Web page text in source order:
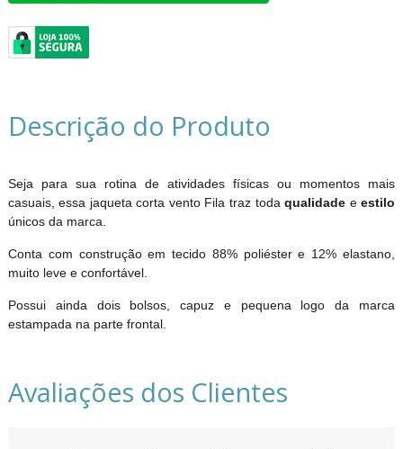
Descrição do Produto
Seja para sua rotina de atividades físicas ou momentos mais
casuais, essa jaqueta corta vento Fila traz todaqualidade eestilo
únicos da marca.
Conta com construção em tecido 88% poliéster e 12% elastano,
muito leve e confortável.
Possui ainda dois bolsos, capuz e pequena logo da marca
estampada na parte frontal.
Avaliações dos Clientes